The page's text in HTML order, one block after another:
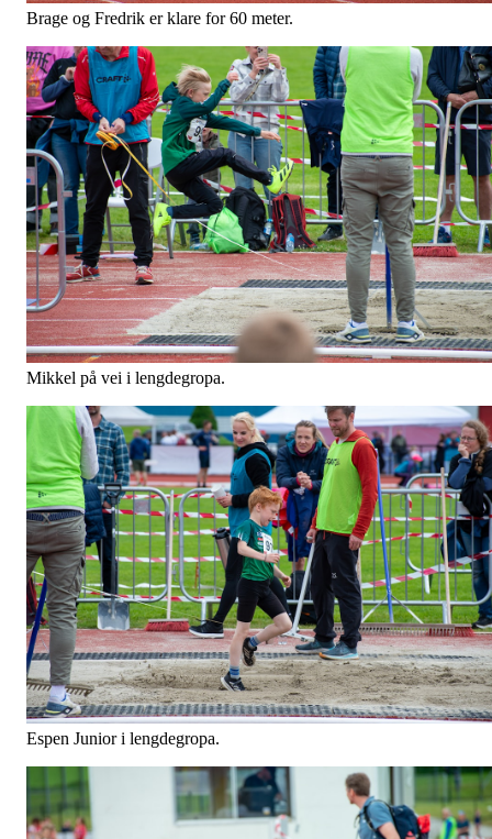
Brage og Fredrik er klare for 60 meter.
Mikkel på vei i lengdegropa.
Espen Junior i lengdegropa.